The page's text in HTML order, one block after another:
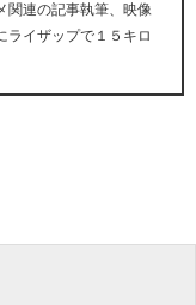
関連の記事執筆、映像
ライザップで１５キロ